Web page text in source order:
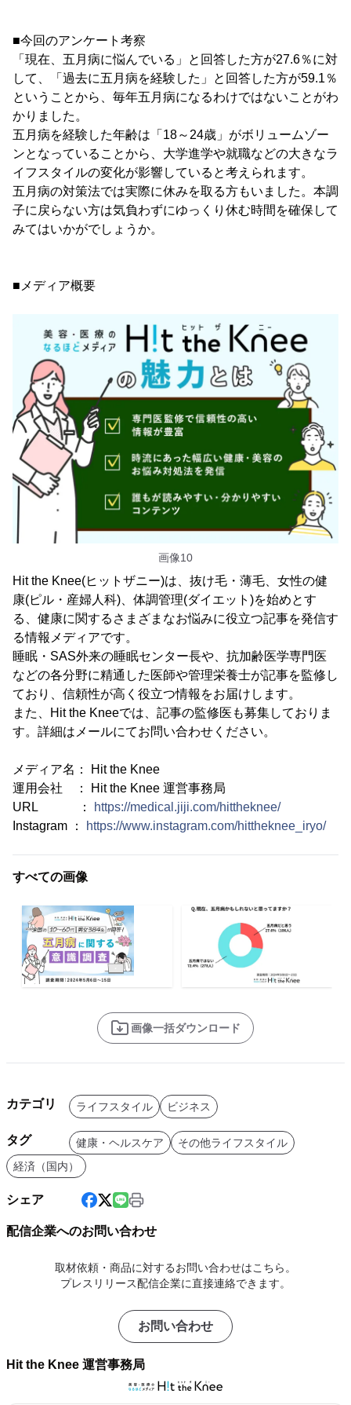
■今回のアンケート考察
「現在、五月病に悩んでいる」と回答した方が27.6％に対
して、「過去に五月病を経験した」と回答した方が59.1％
ということから、毎年五月病になるわけではないことがわ
かりました。
五月病を経験した年齢は「18～24歳」がボリュームゾー
ンとなっていることから、大学進学や就職などの大きなラ
イフスタイルの変化が影響していると考えられます。
五月病の対策法では実際に休みを取る方もいました。本調
子に戻らない方は気負わずにゆっくり休む時間を確保して
みてはいかがでしょうか。
■メディア概要
画像10
Hit the Knee(ヒットザニー)は、抜け毛・薄毛、女性の健
康(ピル・産婦人科)、体調管理(ダイエット)を始めとす
る、健康に関するさまざまなお悩みに役立つ記事を発信す
る情報メディアです。
睡眠・SAS外来の睡眠センター長や、抗加齢医学専門医
などの各分野に精通した医師や管理栄養士が記事を監修し
ており、信頼性が高く役立つ情報をお届けします。
また、Hit the Kneeでは、記事の監修医も募集しておりま
す。詳細はメールにてお問い合わせください。
メディア名： Hit the Knee
運用会社 ： Hit the Knee 運営事務局
URL ：
https://medical.jiji.com/hittheknee/
Instagram ：
https://www.instagram.com/hittheknee_iryo/
すべての画像
画像一括ダウンロード
カテゴリ ライフスタイル ビジネス
タグ 健康・ヘルスケア
その他ライフスタイル
経済（国内）
シェア
配信企業へのお問い合わせ
取材依頼・商品に対するお問い合わせはこちら。
プレスリリース配信企業に直接連絡できます。
お問い合わせ
Hit the Knee 運営事務局